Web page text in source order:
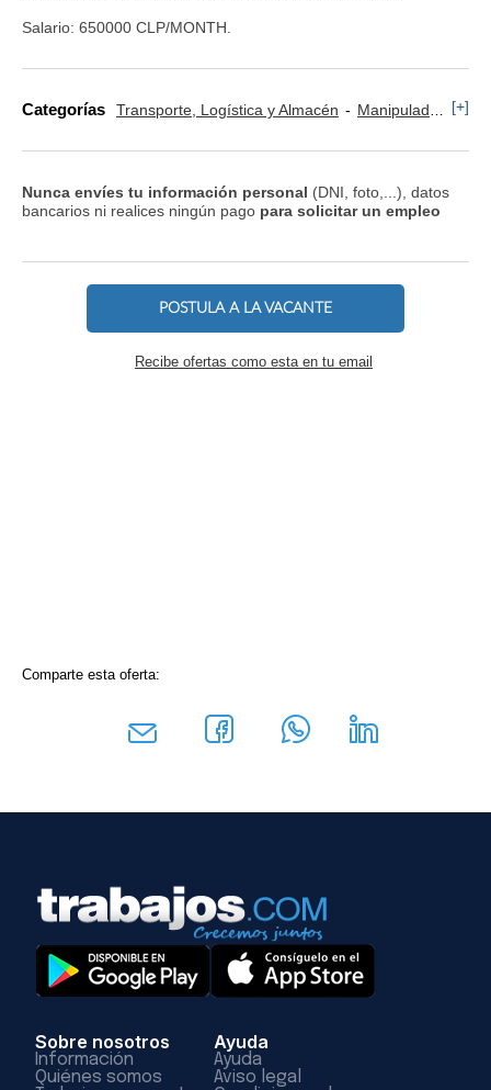
Salario: 650000 CLP/MONTH.
Categorías Transporte, Logística y Almacén Manipulador y Operario de Montaje [+]
Nunca envíes tu información personal (DNI, foto,...), datos
bancarios ni realices ningún pago para solicitar un empleo
POSTULA A LA VACANTE
Recibe ofertas como esta en tu email
Comparte esta oferta:
Sobre nosotros
Información
Quiénes somos
Ayuda
Ayuda
Aviso legal